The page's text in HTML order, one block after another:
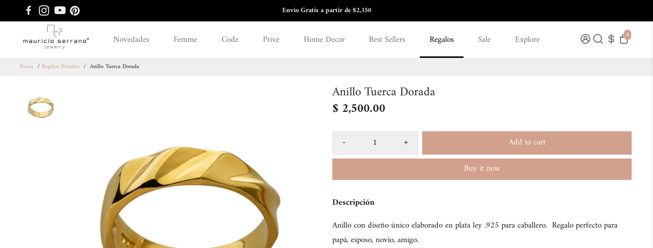
Envío Gratis a partir de $2,350
Novedades Femme Code Privé Home Decor Best Sellers Regalos Sale Explore 0
Home / Regalos Hombre / Anillo Tuerca Dorada
Anillo Tuerca Dorada
$ 2,500.00
- +
Add to cart
Buy it now
Descripción
Anillo con diseño único elaborado en plata ley .925 para caballero. Regalo perfecto para
papá, esposo, novio, amigo.